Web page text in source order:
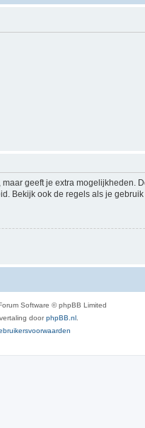
geeft je extra mogelijkheden.
Bekijk ook de regels als je gebruik
Software © phpBB Limited
doorphpBB.nl